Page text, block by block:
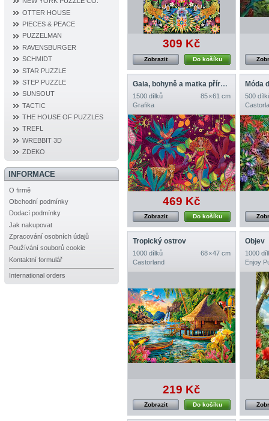
OTTER HOUSE
PIECES & PEACE
PUZZELMAN
RAVENSBURGER
SCHMIDT
STAR PUZZLE
STEP PUZZLE
SUNSOUT
TACTIC
THE HOUSE OF PUZZLES
TREFL
WREBBIT 3D
ZDEKO
INFORMACE
O firmě
Obchodní podmínky
Dodací podmínky
Jak nakupovat
Zpracování osobních údajů
Používání souborů cookie
Kontaktní formulář
International orders
309 Kč
Do košíku
Zobrazit
Gaia, bohyně a matka přírody
1500 dílků
85 × 61 cm
Grafika
469 Kč
Do košíku
Zobrazit
Móda
500
Tropický ostrov
1000 dílků
68 × 47 cm
Castorland
219 Kč
Do košíku
Zobrazit
Objev
1000
Enjoy